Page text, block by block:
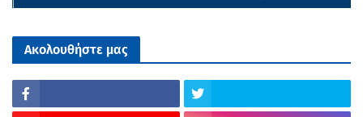
Ακολουθήστε μας